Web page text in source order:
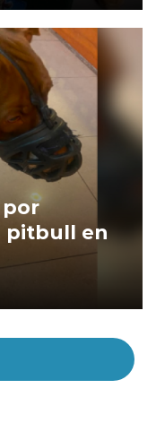
pitbull en